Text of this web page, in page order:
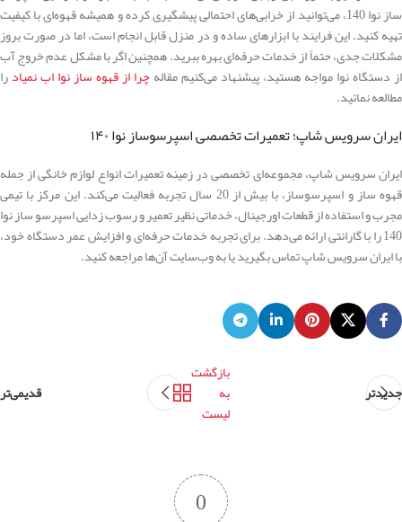
ساز نوا 140، می‌توانید از خرابی‌های احتمالی پیشگیری کرده و همیشه قهوه‌ای با کیفیت
تهیه کنید. این فرایند با ابزارهای ساده و در منزل قابل انجام است، اما در صورت بروز
مشکلات جدی، حتماً از خدمات حرفه‌ای بهره ببرید. همچنین اگر با مشکل عدم خروج آب
از دستگاه نوا مواجه هستید، پیشنهاد می‌کنیم مقاله چرا از قهوه ساز نوا اب نمیادرا
مطالعه نمائید.
ایران سرویس شاپ؛ تعمیرات تخصصی اسپرسوساز نوا ۱۴۰
ایران سرویس شاپ، مجموعه‌ای تخصصی در زمینه تعمیرات انواع لوازم خانگی از جمله
قهوه ساز و اسپرسوساز، با بیش از 20 سال تجربه فعالیت می‌کند. این مرکز با تیمی
مجرب و استفاده از قطعات اورجینال، خدماتی نظیر تعمیر و رسوب زدایی اسپرسو ساز نوا
140 را با گارانتی ارائه می‌دهد. برای تجربه خدمات حرفه‌ای و افزایش عمر دستگاه خود،
با ایران سرویس شاپ تماس بگیرید یا به وب‌سایت آن‌ها مراجعه کنید.
جدیدتر
بازگشت
به
لیست
قدیمی‌تر
0